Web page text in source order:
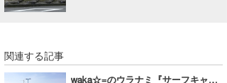
関連する記事
waka☆=のウラナミ『サーフキャンプ』
米山予報士